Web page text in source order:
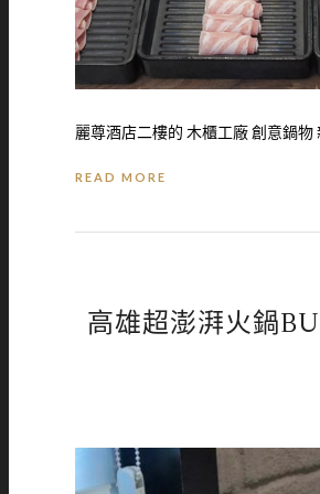
麗尊酒店二樓的 木櫃工廠 創意鍋
READ MORE
高雄超澎湃火鍋